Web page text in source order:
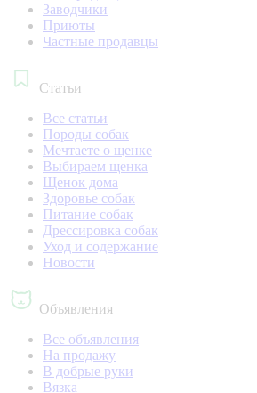
Заводчики
Приюты
Частные продавцы
Статьи
Все статьи
Породы собак
Мечтаете о щенке
Выбираем щенка
Щенок дома
Здоровье собак
Питание собак
Дрессировка собак
Уход и содержание
Новости
Объявления
Все объявления
На продажу
В добрые руки
Вязка